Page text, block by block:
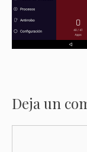
Deja un